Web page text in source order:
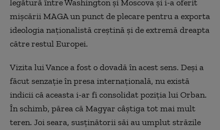
legătură între Washington și Moscova și i-a oferit
mișcării MAGA un punct de plecare pentru a exporta
ideologia naționalistă creștină și de extremă dreapta
către restul Europei.
Vizita lui Vance a fost o dovadă în acest sens. Deși a
făcut senzație în presa internațională, nu există
indicii că aceasta i-ar fi consolidat poziția lui Orban.
În schimb, părea că Magyar câștiga tot mai mult
teren. Joi seara, susținătorii săi au umplut străzile